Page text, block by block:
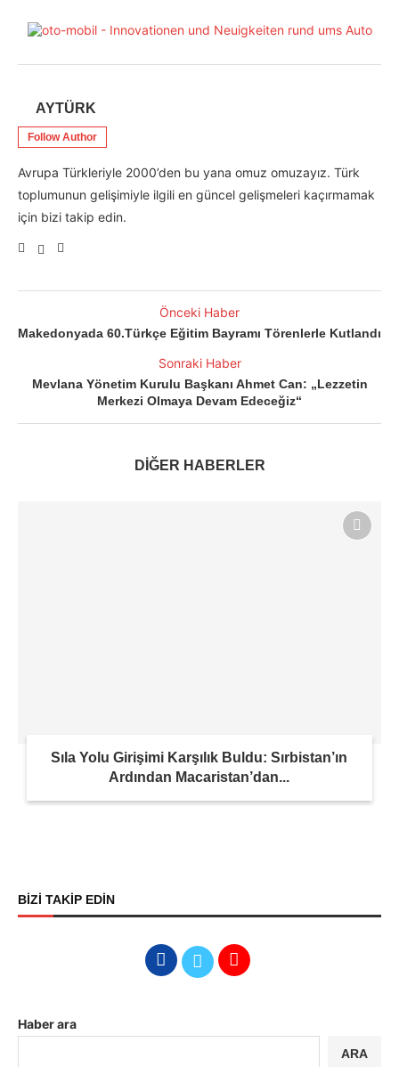
AYTÜRK
Follow Author
Avrupa Türkleriyle 2000’den bu yana omuz omuzayız. Türk
toplumunun gelişimiyle ilgili en güncel gelişmeleri kaçırmamak
için bizi takip edin.
Önceki Haber
Makedonyada 60.Türkçe Eğitim Bayramı Törenlerle Kutlandı
Sonraki Haber
Mevlana Yönetim Kurulu Başkanı Ahmet Can: „Lezzetin
Merkezi Olmaya Devam Edeceğiz“
DİĞER HABERLER
Sıla Yolu Girişimi Karşılık Buldu: Sırbistan’ın
Ardından Macaristan’dan...
BİZİ TAKİP EDİN
Haber ara
ARA